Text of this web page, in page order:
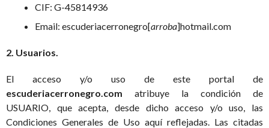
CIF: G-45814936
Email: escuderiacerronegro[arroba]hotmail.com
2. Usuarios.
El acceso y/o uso de este portal de
escuderiacerronegro.com atribuye la condición de
USUARIO, que acepta, desde dicho acceso y/o uso, las
Condiciones Generales de Uso aquí reflejadas. Las citadas